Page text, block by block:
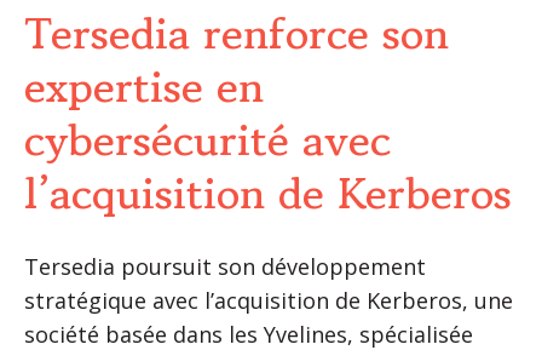
Tersedia renforce son
expertise en
cybersécurité avec
l’acquisition de Kerberos
Tersedia poursuit son développement
stratégique avec l’acquisition de Kerberos, une
société basée dans les Yvelines, spécialisée